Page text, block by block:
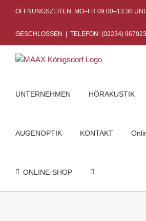
content
ÖFFNUNGSZEITEN: MO–FR 09:00–13:30
GESCHLOSSEN TELEFON: (02234)
UNTERNEHMEN HÖRAKUSTIK
AUGENOPTIK KONTAKT
ONLINE-SHOP